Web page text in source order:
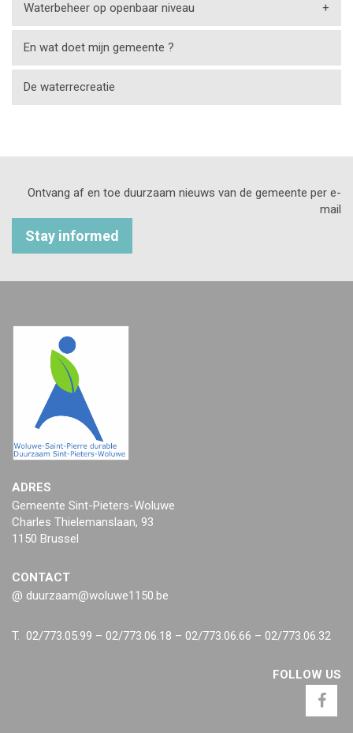
Waterbeheer op openbaar niveau +
En wat doet mijn gemeente ?
De waterrecreatie
Ontvang af en toe duurzaam nieuws van de gemeente per e-
mail
Stay informed
ADRES
Gemeente Sint-Pieters-Woluwe
Charles Thielemanslaan, 93
1150 Brussel
CONTACT
@ duurzaam@woluwe1150.be
T. 02/773.05.99 – 02/773.06.18 – 02/773.06.66 – 02/773.06.32
FOLLOW US